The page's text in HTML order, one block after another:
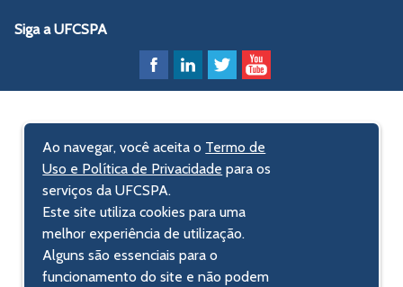
Siga a UFCSPA
Ao navegar, você aceita o Termo de
Uso e Política de Privacidade para os
serviços da UFCSPA.
Este site utiliza cookies para uma
melhor experiência de utilização.
Alguns são essenciais para o
funcionamento do site e não podem